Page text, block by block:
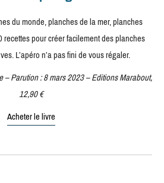
du monde, planches de la mer, planches
pour créer facilement des planches
L’apéro n’a pas fini de vous régaler.
Parution : 8 mars 2023 – Editions Marabout,
12,90 €
Acheter le livre